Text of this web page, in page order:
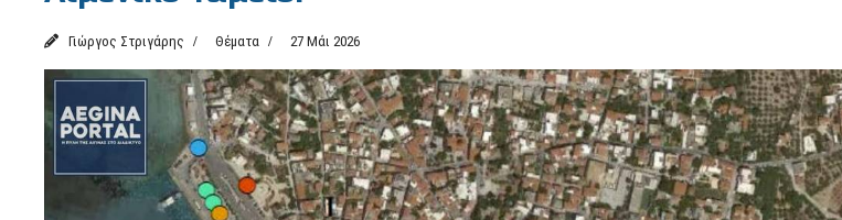
Γιώργος Στριγάρης Θέματα 27 Μάι 2026